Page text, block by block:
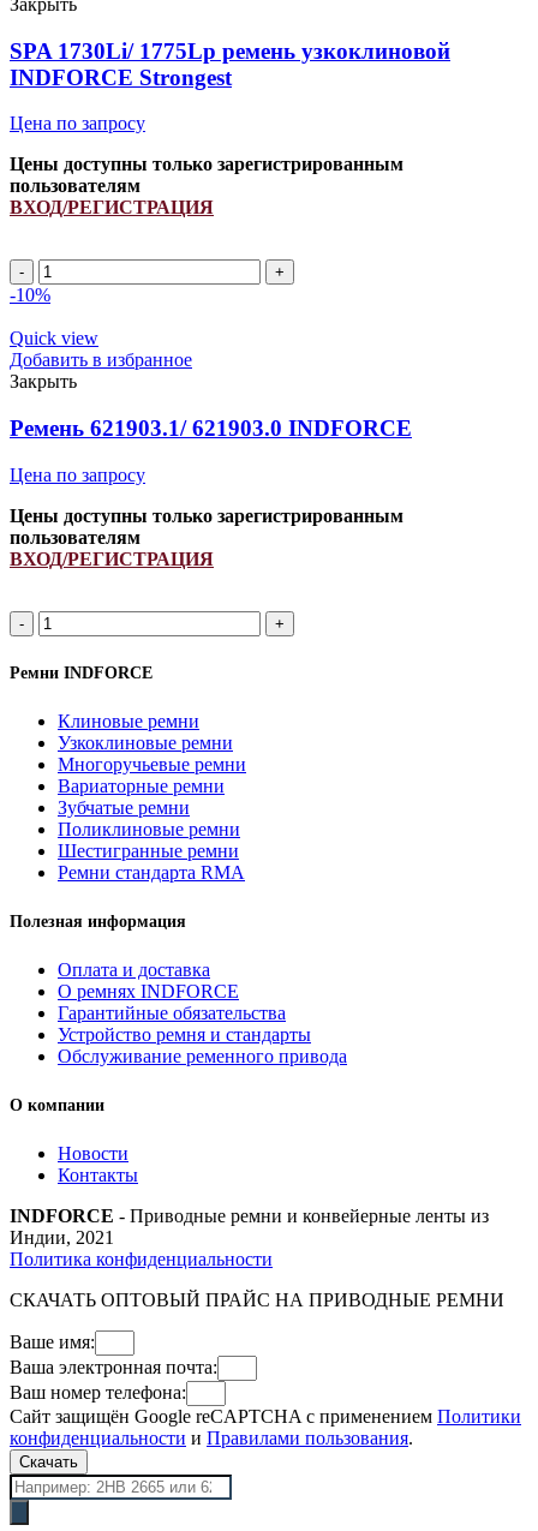
Strongest
quantity
SPA 1730Li/ 1775Lp ремень узкоклиновой
INDFORCE Strongest
Цена по запросу
Цены доступны только зарегистрированным
пользователям
ВХОД/РЕГИСТРАЦИЯ
SPA
1730Li/
ремень
узкоклиновой
INDFORCE
Strongest
quantity
-10%
Quick view
Добавить в избранное
Закрыть
Ремень 621903.1/ 621903.0 INDFORCE
Цена по запросу
Цены доступны только зарегистрированным
пользователям
ВХОД/РЕГИСТРАЦИЯ
Ремень
621903.1/
621903.0
INDFORCE
Ремни INDFORCE
Клиновые ремни
Узкоклиновые ремни
Многоручьевые ремни
Вариаторные ремни
Зубчатые ремни
Поликлиновые ремни
Шестигранные ремни
Ремни стандарта RMA
Полезная информация
Оплата и доставка
О ремнях INDFORCE
Гарантийные обязательства
Устройство ремня и стандарты
Обслуживание ременного привода
О компании
Новости
Контакты
INDFORCE - Приводные ремни и конвейерные ленты из
Индии, 2021
Политика конфиденциальности
СКАЧАТЬ ОПТОВЫЙ ПРАЙС НА ПРИВОДНЫЕ РЕМНИ
Ваше имя:
Ваша электронная почта:
Ваш номер телефона:
Сайт защищён Google reCAPTCHA с применением Политики
конфиденциальности и Правилами пользования.
Скачать
Поиск
товаров